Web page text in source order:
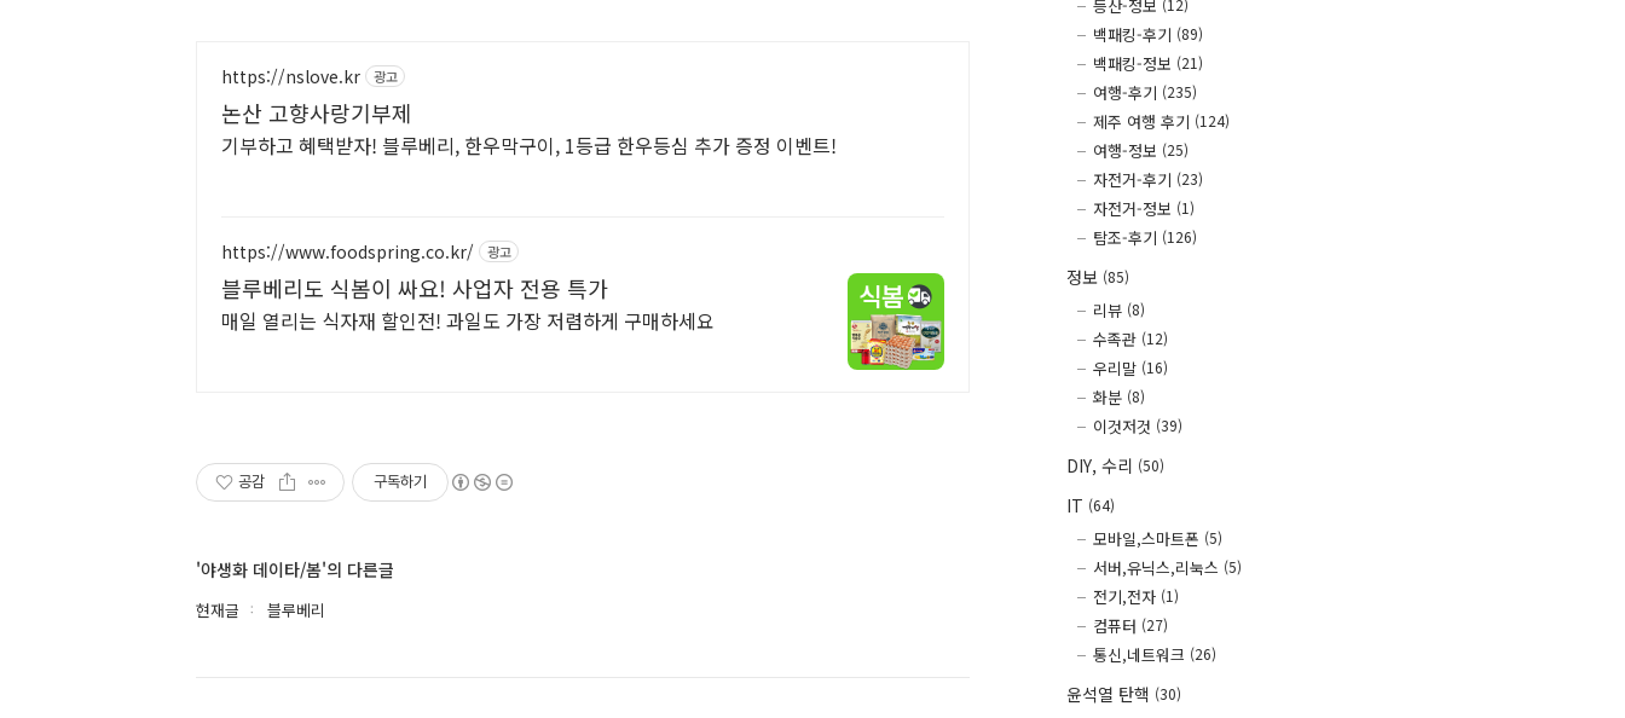
https://nslove.kr 광고
논산 고향사랑기부제
기부하고 혜택받자! 블루베리, 한우막구이, 1등급 한우등심 추가 증정 이벤트!
https://www.foodspring.co.kr/ 광고
블루베리도 식봄이 싸요! 사업자 전용 특가
매일 열리는 식자재 할인전! 과일도 가장 저렴하게 구매하세요
공감 구독하기
'야생화 데이타/봄'의 다른글
현재글 블루베리
등산-정보 (12)
백패킹-후기 (89)
백패킹-정보 (21)
여행-후기 (235)
제주 여행 후기 (124)
여행-정보 (25)
자전거-후기 (23)
자전거-정보 (1)
탐조-후기 (126)
정보 (85)
리뷰 (8)
수족관 (12)
우리말 (16)
화분 (8)
이것저것 (39)
DIY, 수리 (50)
IT (64)
모바일,스마트폰 (5)
서버,유닉스,리눅스 (5)
전기,전자 (1)
컴퓨터 (27)
통신,네트워크 (26)
윤석열 탄핵 (30)